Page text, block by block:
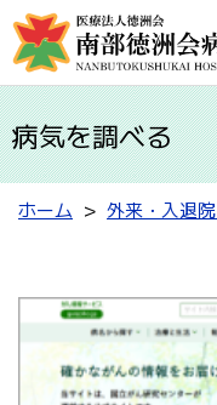
病気を調べる
ホーム 外来・入退院